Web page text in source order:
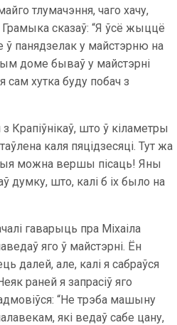
тлумачэння, чаго хачу,
сказаў: “Я ўсё жыццё
панядзелак у майстэрню на
доме бываў у майстэрні
хутка буду побач з
Крапіўнікаў, што ў кіламетры
каля пяцідзесяці. Тут жа
можна вершы пісаць! Яны
думку, што, калі б іх было на
гаварыць пра Міхаіла
яго ў майстэрні. Ён
далей, але, калі я сабраўся
раней я запрасіў яго
“Не трэба машыну
які ведаў сабе цану,